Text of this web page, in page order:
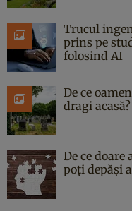
Trucul
prins pe
folosind AI
De ce
dragi
De ce
poți depăși